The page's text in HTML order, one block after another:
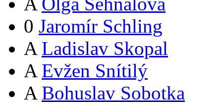
0 Jaromír Schling
A Ladislav Skopal
A Evžen Snítilý
A Bohuslav Sobotka